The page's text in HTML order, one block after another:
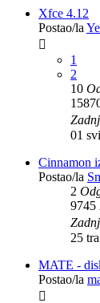
Xfce 4.12
Postao/la
1
2
10
01
Cinnamon
Postao/la
2
9745
25
MATE -
Postao/la